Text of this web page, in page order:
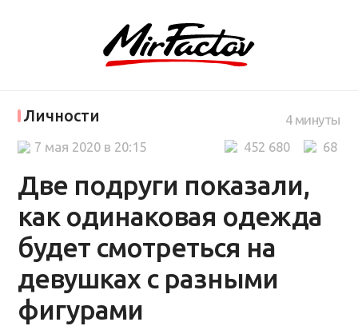
Личности
Две подруги показали,
как одинаковая одежда
будет смотреться на
девушках с разными
фигурами
4 минуты
68
452 680
7 мая 2020 в 20:15